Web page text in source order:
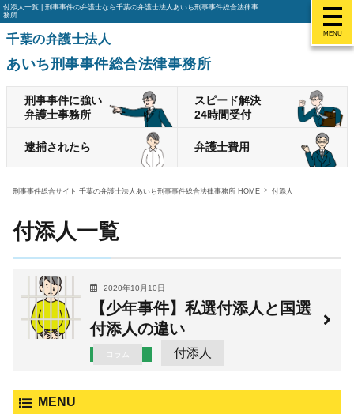
MENU
付添人一覧 | 刑事事件の弁護士なら千葉の弁護士法人あいち刑事事件総合法律事
務所
千葉の弁護士法人
あいち刑事事件総合法律事務所
刑事事件に強い
弁護士事務所
スピード解決
24時間受付
逮捕されたら 弁護士費用
刑事事件総合サイト 千葉の弁護士法人あいち刑事事件総合法律事務所 HOME 付添人
付添人一覧
2020年10月10日
【少年事件】私選付添人と国選
付添人の違い
コラム 付添人
MENU